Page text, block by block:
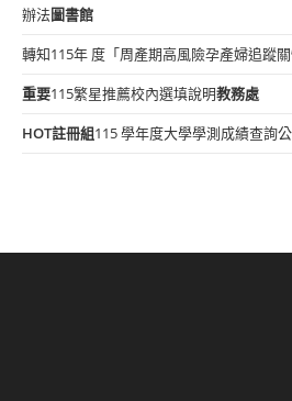
辦法圖書館
轉知115年 度「周產期高風險孕產婦追蹤關
重要115繁星推薦校內選填說明教務處
HOT註冊組115 學年度大學學測成績查詢